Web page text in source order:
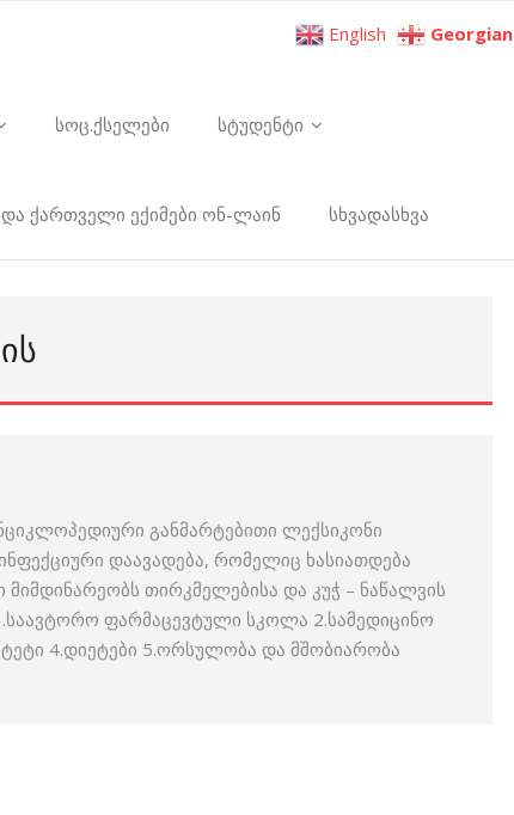
სოც.ქსელები სტუდენტი
ქართველი ექიმები ონ-ლაინ სხვადასხვა
განმარტებითი ლექსიკონი
დაავადება, რომელიც ხასიათდება
მიმდინარეობს თირკმელებისა და კუჭ – ნაწალვის
ფარმაცევტული სკოლა 2.სამედიცინო
4.დიეტები 5.ორსულობა და მშობიარობა
English Georgian